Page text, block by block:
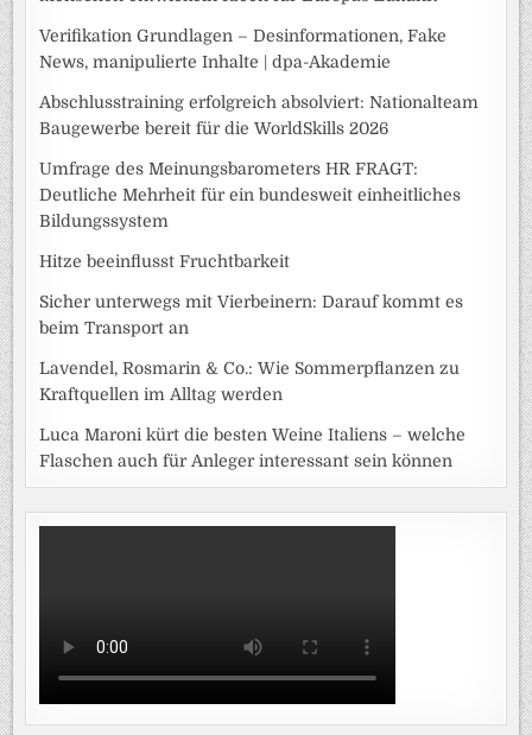
Verifikation Grundlagen – Desinformationen, Fake
News, manipulierte Inhalte | dpa-Akademie
Abschlusstraining erfolgreich absolviert: Nationalteam
Baugewerbe bereit für die WorldSkills 2026
Umfrage des Meinungsbarometers HR FRAGT:
Deutliche Mehrheit für ein bundesweit einheitliches
Bildungssystem
Hitze beeinflusst Fruchtbarkeit
Sicher unterwegs mit Vierbeinern: Darauf kommt es
beim Transport an
Lavendel, Rosmarin & Co.: Wie Sommerpflanzen zu
Kraftquellen im Alltag werden
Luca Maroni kürt die besten Weine Italiens – welche
Flaschen auch für Anleger interessant sein können